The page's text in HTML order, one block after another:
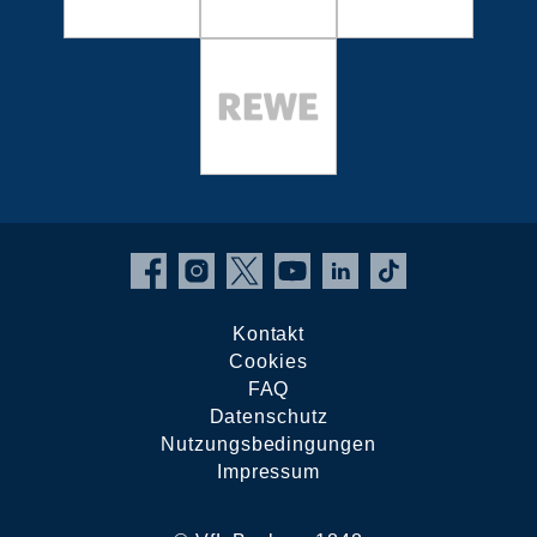
Kontakt
Cookies
FAQ
Datenschutz
Nutzungsbedingungen
Impressum